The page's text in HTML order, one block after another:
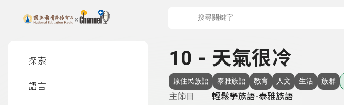
上方功能區塊
探索
語言
10 - 天氣很冷
原住民族語 泰雅族語 教育 人文 生活 族群
主節目
輕鬆學族語-泰雅族語